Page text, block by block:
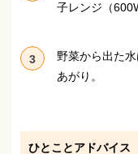
子レンジ（
3 野菜から出た水
あがり。
ひとことアドバイス